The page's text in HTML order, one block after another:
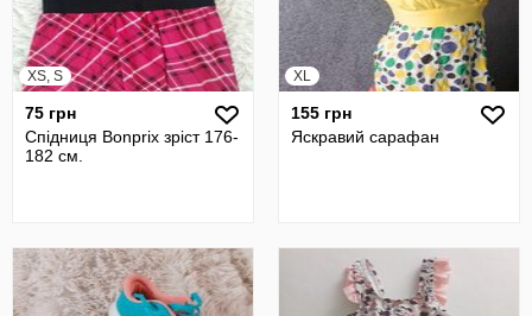
XS, S
75 грн
Спідниця Bonprix зріст 176-
182 см.
XL
155 грн
Яскравий сарафан